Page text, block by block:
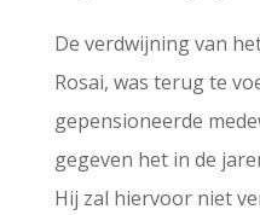
De verdwijning van
Rosai, was terug te
gepensioneerde
gegeven het in de
Hij zal hiervoor niet